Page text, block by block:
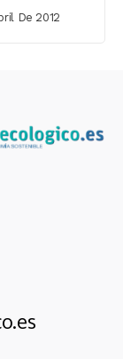
De 2012